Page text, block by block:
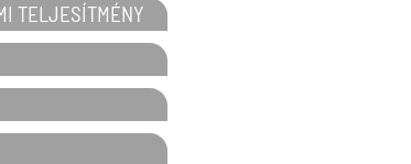
TELJESÍTMÉNY